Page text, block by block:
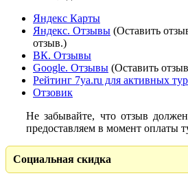
Яндекс Карты
Яндекс. Отзывы (Оставить
отзыв.)
ВК. Отзывы
Google. Отзывы (Оставить
Рейтинг 7ya.ru для активных
Отзовик
Не забывайте, что отзыв
предоставляем в момент оплаты
Социальная скидка